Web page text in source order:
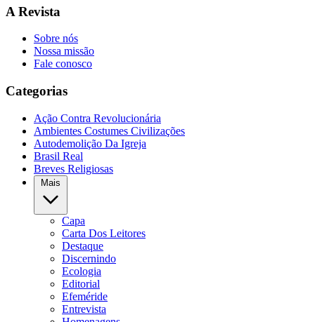
A Revista
Sobre nós
Nossa missão
Fale conosco
Categorias
Ação Contra Revolucionária
Ambientes Costumes Civilizações
Autodemolição Da Igreja
Brasil Real
Breves Religiosas
Mais
Capa
Carta Dos Leitores
Destaque
Discernindo
Ecologia
Editorial
Efeméride
Entrevista